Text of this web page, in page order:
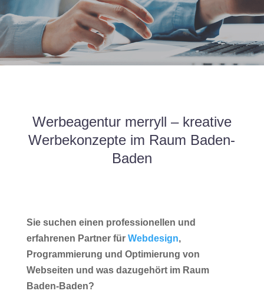
Werbeagentur merryll – kreative
Werbekonzepte im Raum Baden-
Baden
Sie suchen einen professionellen und
erfahrenen Partner für Webdesign,
Programmierung und Optimierung von
Webseiten und was dazugehört im Raum
Baden-Baden?